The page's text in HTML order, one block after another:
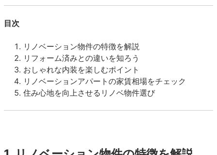
目次
リノベーション物件の特徴を解説
リフォーム済みとの違いを知ろう
おしゃれな内装を楽しむポイント
リノベーションアパートの家賃相場をチェック
住み心地を向上させるリノベ物件選び